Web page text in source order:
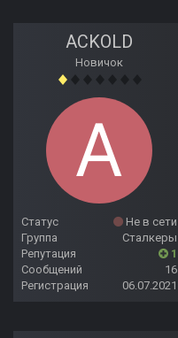
ACKOLD
Новичок
Статус
Не в сети
Группа
Сталкеры
Репутация
1
Сообщений
16
Регистрация
06.07.2021